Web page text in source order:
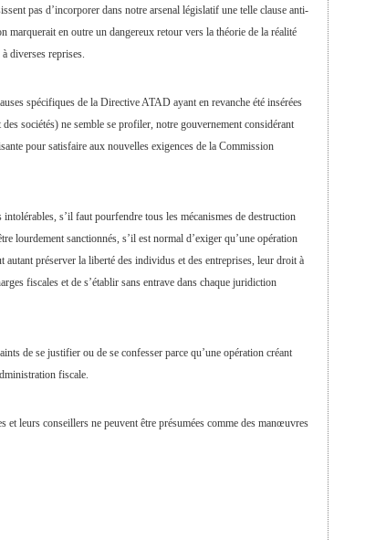
pas d’incorporer dans notre arsenal législatif une telle clause anti-
marquerait en outre un dangereux retour vers la théorie de la réalité
diverses reprises.
spécifiques de la Directive ATAD ayant en revanche été insérées
sociétés) ne semble se profiler, notre gouvernement considérant
pour satisfaire aux nouvelles exigences de la Commission
s’il faut pourfendre tous les mécanismes de destruction
lourdement sanctionnés, s’il est normal d’exiger qu’une opération
préserver la liberté des individus et des entreprises, leur droit à
fiscales et de s’établir sans entrave dans chaque juridiction
de se justifier ou de se confesser parce qu’une opération créant
fiscale.
leurs conseillers ne peuvent être présumées comme des manœuvres